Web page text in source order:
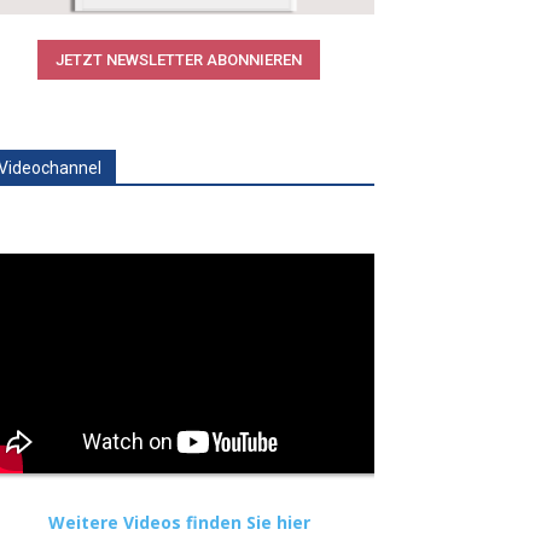
JETZT NEWSLETTER ABONNIEREN
Weitere Videos finden Sie hier